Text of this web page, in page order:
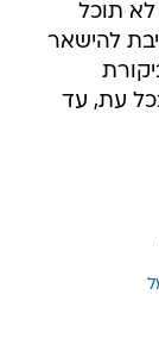
תוכל
להישאר
עת, עד